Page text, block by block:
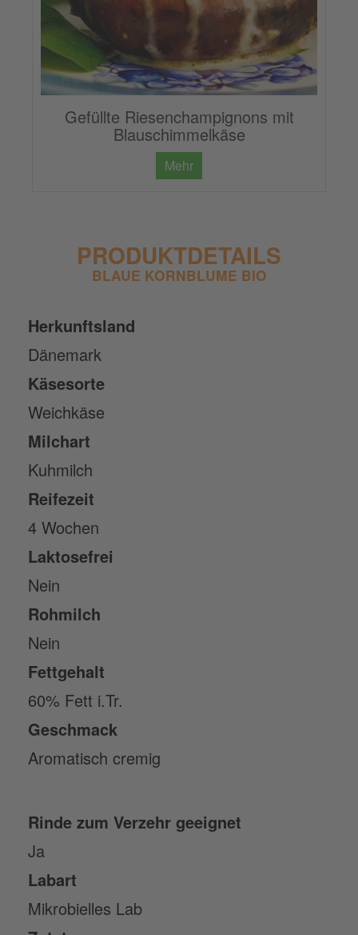
Gefüllte Riesenchampignons mit
Blauschimmelkäse
Mehr
PRODUKTDETAILS
BLAUE KORNBLUME BIO
Herkunftsland
Dänemark
Käsesorte
Weichkäse
Milchart
Kuhmilch
Reifezeit
4 Wochen
Laktosefrei
Nein
Rohmilch
Nein
Fettgehalt
60% Fett i.Tr.
Geschmack
Aromatisch cremig
Rinde zum Verzehr geeignet
Ja
Labart
Mikrobielles Lab